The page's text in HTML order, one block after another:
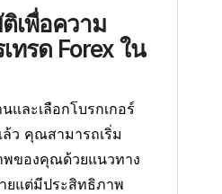
เพื่อความ
ทรด Forex ใน
และเลือกโบรกเกอร์
ว คุณสามารถเริ่ม
พของคุณด้วยแนวทาง
ยแต่มีประสิทธิภาพ